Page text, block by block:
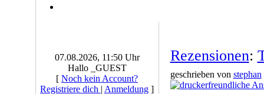
07.08.2026, 11:50 Uhr
Hallo _GUEST
[ Noch kein Account?
Registriere dich | Anmeldung ]
Rezensionen:
geschrieben von stephan